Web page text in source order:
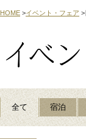
HOME >イベント・フェア >
全て 宿泊